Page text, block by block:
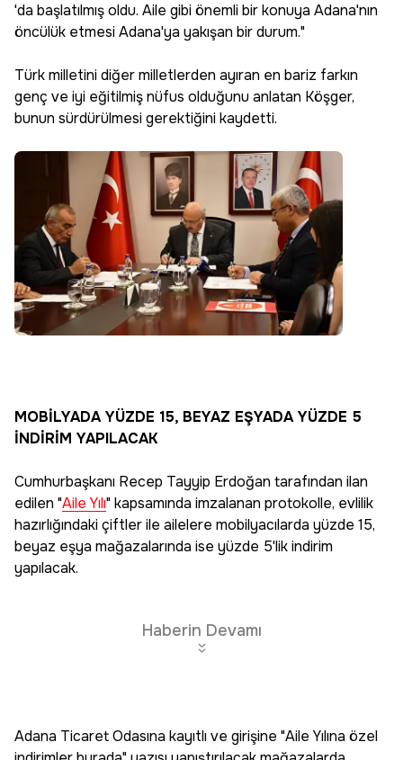
'da başlatılmış oldu. Aile gibi önemli bir konuya Adana'nın
öncülük etmesi Adana'ya yakışan bir durum."
Türk milletini diğer milletlerden ayıran en bariz farkın
genç ve iyi eğitilmiş nüfus olduğunu anlatan Köşger,
bunun sürdürülmesi gerektiğini kaydetti.
MOBİLYADA YÜZDE 15, BEYAZ EŞYADA YÜZDE 5
İNDİRİM YAPILACAK
Cumhurbaşkanı Recep Tayyip Erdoğan tarafından ilan
edilen "Aile Yılı" kapsamında imzalanan protokolle, evlilik
hazırlığındaki çiftler ile ailelere mobilyacılarda yüzde 15,
beyaz eşya mağazalarında ise yüzde 5'lik indirim
yapılacak.
Haberin Devamı
Adana Ticaret Odasına kayıtlı ve girişine "Aile Yılına özel